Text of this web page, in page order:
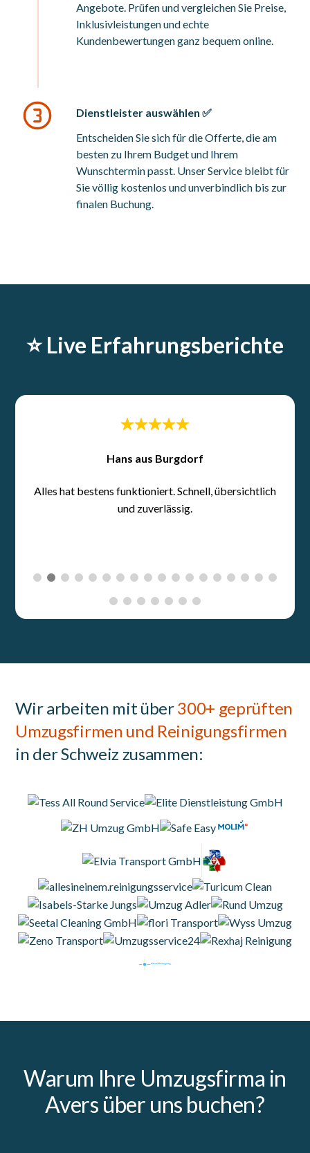
Angebote. Prüfen und vergleichen Sie Preise,
Inklusivleistungen und echte
Kundenbewertungen ganz bequem online.
Dienstleister auswählen ✅
Entscheiden Sie sich für die Offerte, die am
besten zu Ihrem Budget und Ihrem
Wunschtermin passt. Unser Service bleibt für
Sie völlig kostenlos und unverbindlich bis zur
finalen Buchung.
⭐️ Live Erfahrungsberichte
Wir arbeiten mit über300+ geprüften
Umzugsfirmen und Reinigungsfirmen
in der Schweiz zusammen:
Warum Ihre Umzugsfirma in
Avers über uns buchen?